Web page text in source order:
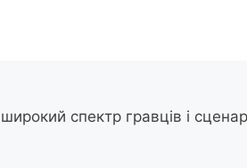
спектр гравців і